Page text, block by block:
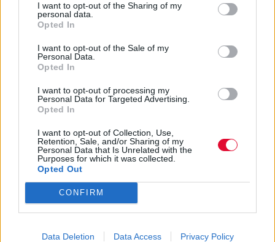
I want to opt-out of the Sharing of my
personal data.
Opted In
I want to opt-out of the Sale of my
Personal Data.
Opted In
I want to opt-out of processing my
Personal Data for Targeted Advertising.
Opted In
I want to opt-out of Collection, Use,
Retention, Sale, and/or Sharing of my
Personal Data that Is Unrelated with the
Purposes for which it was collected.
Opted Out
CONFIRM
Data Deletion Data Access Privacy Policy